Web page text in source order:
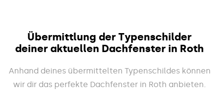
Übermittlung der Typenschilder
deiner aktuellen Dachfenster in Roth
Anhand deines übermittelten Typenschildes können
wir dir das perfekte Dachfenster in Roth anbieten.